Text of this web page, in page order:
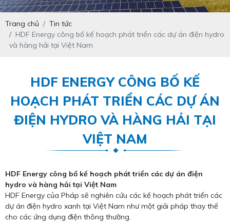
Trang chủ
Tin tức
HDF Energy công bố kế hoạch phát triển các dự án điện hydro
và hàng hải tại Việt Nam
HDF ENERGY CÔNG BỐ KẾ
HOẠCH PHÁT TRIỂN CÁC DỰ ÁN
ĐIỆN HYDRO VÀ HÀNG HẢI TẠI
VIỆT NAM
HDF Energy công bố kế hoạch phát triển các dự án điện
hydro và hàng hải tại Việt Nam
HDF Energy của Pháp sẽ nghiên cứu các kế hoạch phát triển các
dự án điện hydro xanh tại Việt Nam như một giải pháp thay thế
cho các ứng dụng điện thông thường.